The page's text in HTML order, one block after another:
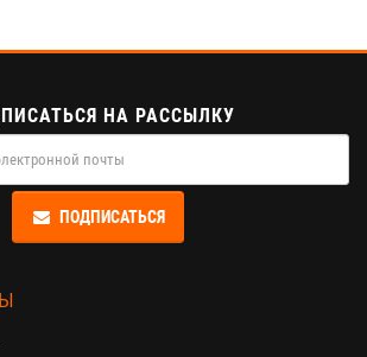
НА РАССЫЛКУ
ПОДПИСАТЬСЯ